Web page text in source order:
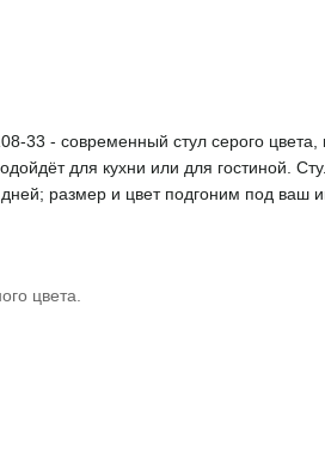
33 - современный стул серого цвета,
для кухни или для гостиной.
размер и цвет подгоним под ваш
цвета.